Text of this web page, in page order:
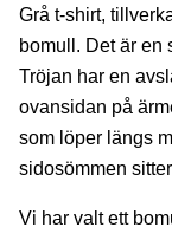
Grå t-shirt,
bomull. Det är en
Tröjan har en
ovansidan på
som löper längs
sidosömmen
Vi har valt ett